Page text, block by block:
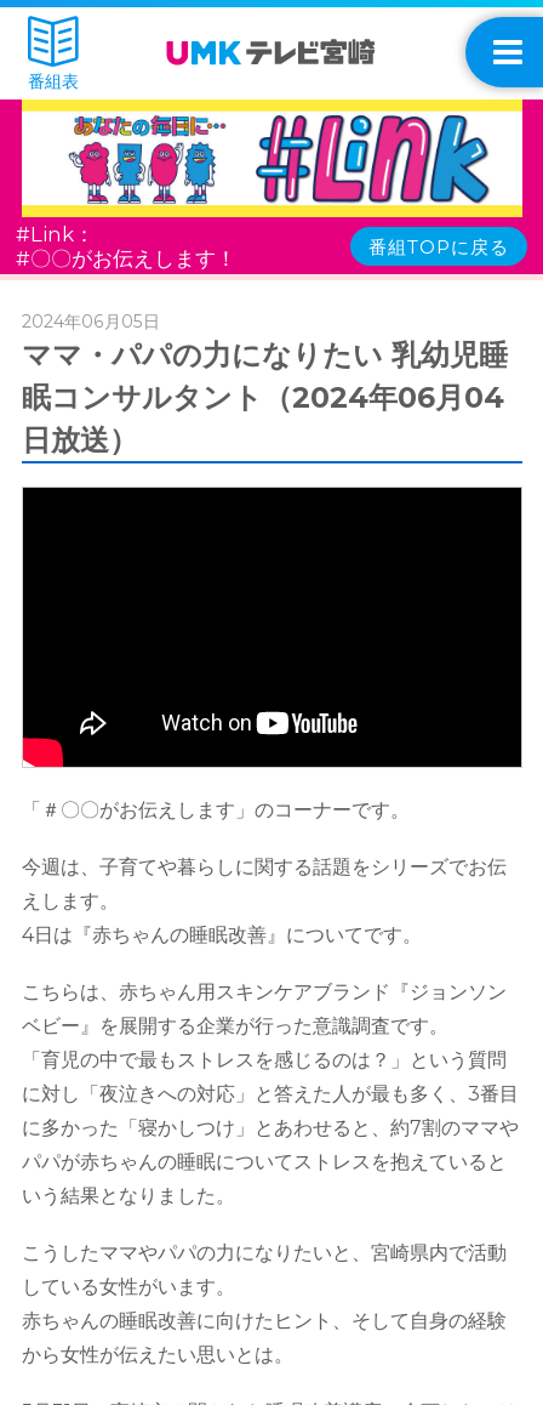
番組表
#Link：
#〇〇がお伝えします！
番組TOPに戻る
2024年06月05日
ママ・パパの力になりたい 乳幼児睡
眠コンサルタント（2024年06月04
日放送）
「＃〇〇がお伝えします」のコーナーです。
今週は、子育てや暮らしに関する話題をシリーズでお伝
えします。
4日は『赤ちゃんの睡眠改善』についてです。
こちらは、赤ちゃん用スキンケアブランド『ジョンソン
ベビー』を展開する企業が行った意識調査です。
「育児の中で最もストレスを感じるのは？」という質問
に対し「夜泣きへの対応」と答えた人が最も多く、3番目
に多かった「寝かしつけ」とあわせると、約7割のママや
パパが赤ちゃんの睡眠についてストレスを抱えていると
いう結果となりました。
こうしたママやパパの力になりたいと、宮崎県内で活動
している女性がいます。
赤ちゃんの睡眠改善に向けたヒント、そして自身の経験
から女性が伝えたい思いとは。